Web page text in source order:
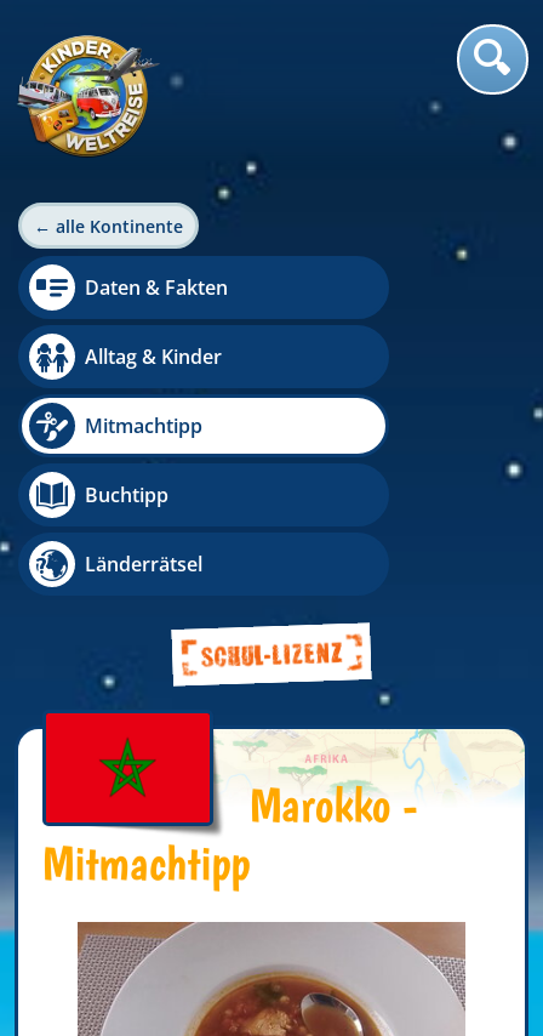
← alle Kontinente
Daten & Fakten
Alltag & Kinder
Mitmachtipp
Buchtipp
Länderrätsel
Marokko -
Mitmachtipp